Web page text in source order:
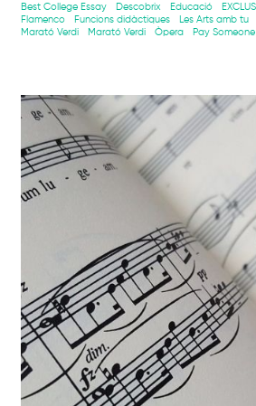
Best College Essay
Descobrix Educació
Flamenco
Funcions didàctiques Les Arts amb tu
Marató Verdi
Marató Verdi Òpera Pay